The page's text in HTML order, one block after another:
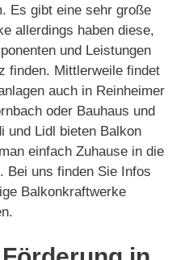
Es gibt eine sehr große
allerdings haben diese,
und Leistungen
finden. Mittlerweile findet
auch in Reinheimer
oder Bauhaus und
und Lidl bieten Balkon
einfach Zuhause in die
Bei uns finden Sie Infos
Balkonkraftwerke